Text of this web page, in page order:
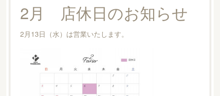
2月 店休日のお知らせ
2月13日（水）は営業いたします。